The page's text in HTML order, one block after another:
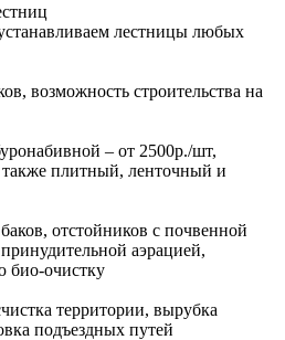
лестницы любых
возможность строительства на
– от 2500р./шт,
плитный, ленточный и
отстойников с почвенной
аэрацией,
био-очистку
территории, вырубка
подъездных путей